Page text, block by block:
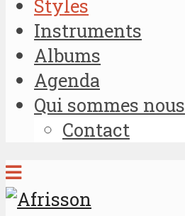
Styles
Instruments
Albums
Agenda
Qui sommes nous
Contact